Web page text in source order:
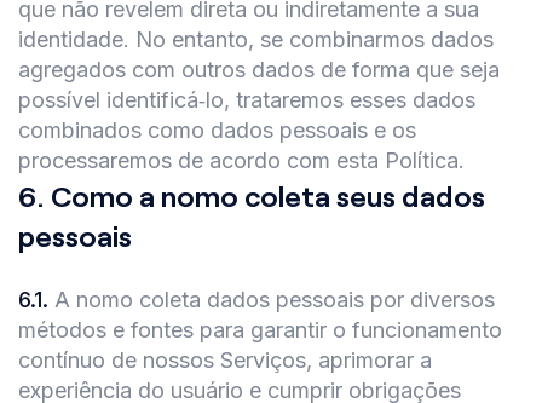
que não revelem direta ou indiretamente a sua
identidade. No entanto, se combinarmos dados
agregados com outros dados de forma que seja
possível identificá‑lo, trataremos esses dados
combinados como dados pessoais e os
processaremos de acordo com esta Política.
6. Como a nomo coleta seus dados
pessoais
6.1. A nomo coleta dados pessoais por diversos
métodos e fontes para garantir o funcionamento
contínuo de nossos Serviços, aprimorar a
experiência do usuário e cumprir obrigações